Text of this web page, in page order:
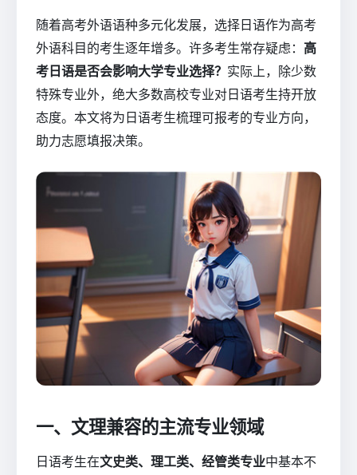
随着高考外语语种多元化发展，选择日语作为高考
外语科目的考生逐年增多。许多考生常存疑虑： 高
考日语是否会影响大学专业选择？ 实际上，除少数
特殊专业外，绝大多数高校专业对日语考生持开放
态度。本文将为日语考生梳理可报考的专业方向，
助力志愿填报决策。
一、文理兼容的主流专业领域
日语考生在文史类、理工类、经管类专业中基本不